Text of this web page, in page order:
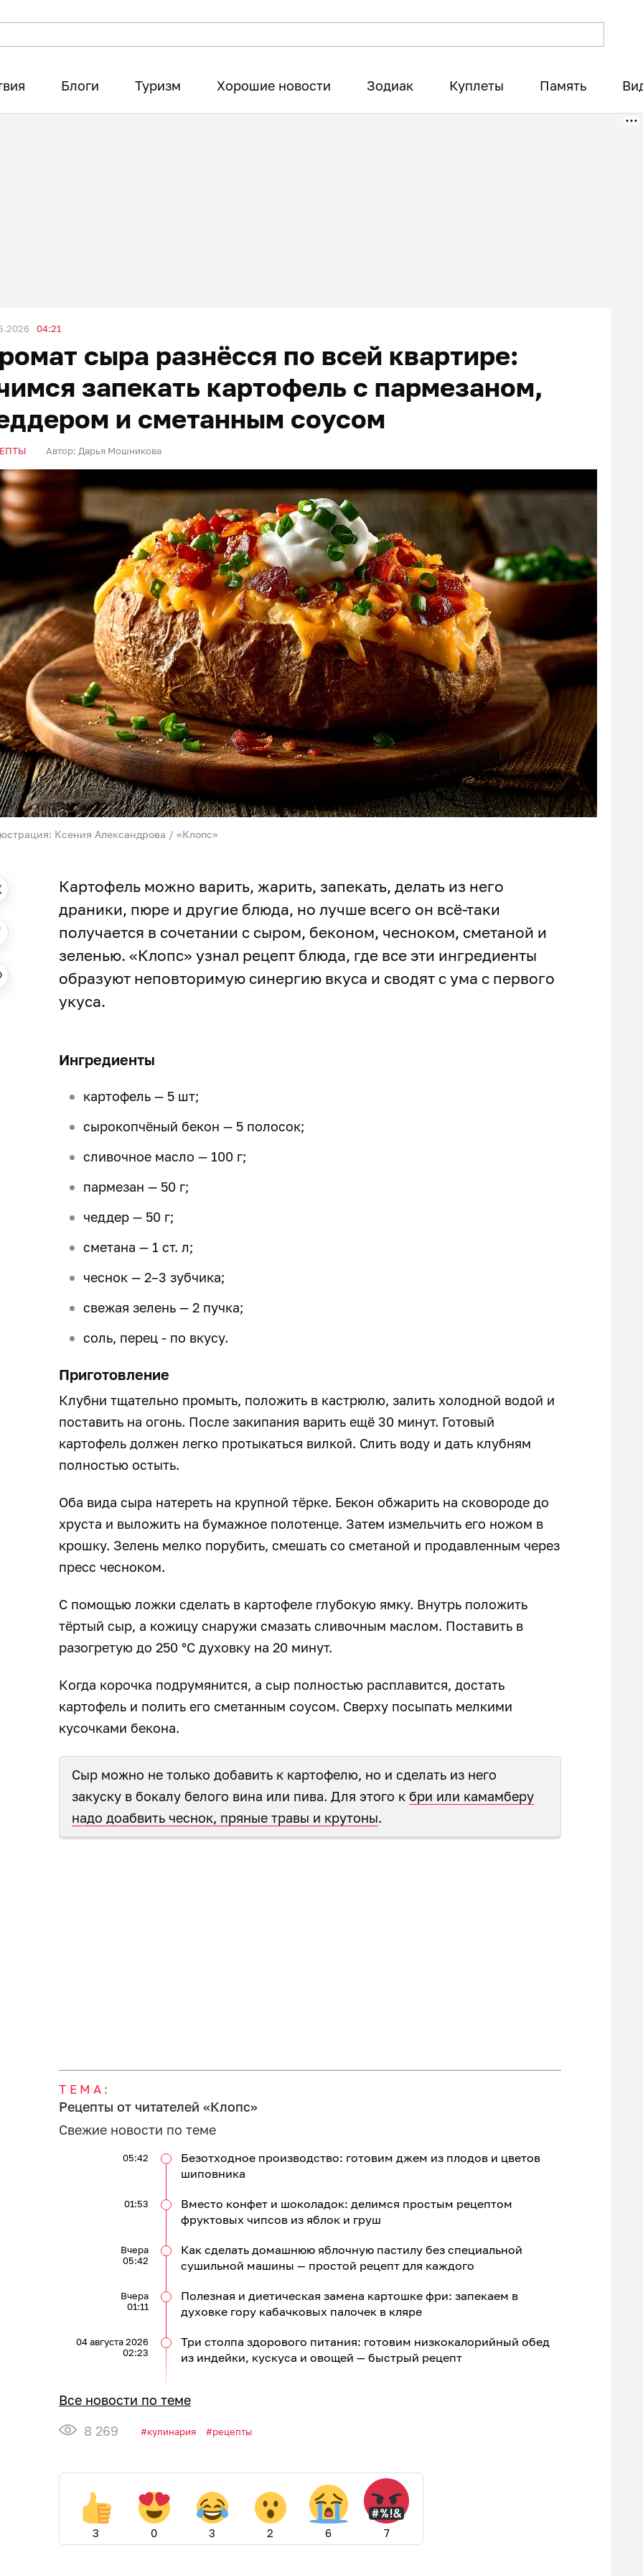
Блоги Туризм Хорошие новости Зодиак Куплеты Память
04:21
сыра разнёсся по всей квартире:
запекать картофель с пармезаном,
и сметанным соусом
Автор: Дарья Мошникова
Ксения Александрова / «Клопс»
Картофель можно варить, жарить, запекать, делать из него
драники, пюре и другие блюда, но лучше всего он всё-таки
получается в сочетании с сыром, беконом, чесноком, сметаной и
зеленью. «Клопс» узнал рецепт блюда, где все эти ингредиенты
образуют неповторимую синергию вкуса и сводят с ума с первого
укуса.
Ингредиенты
картофель — 5 шт;
сырокопчёный бекон — 5 полосок;
сливочное масло — 100 г;
пармезан — 50 г;
чеддер — 50 г;
сметана — 1 ст. л;
чеснок — 2–3 зубчика;
свежая зелень — 2 пучка;
соль, перец - по вкусу.
Приготовление
Клубни тщательно промыть, положить в кастрюлю, залить холодной водой и
поставить на огонь. После закипания варить ещё 30 минут. Готовый
картофель должен легко протыкаться вилкой. Слить воду и дать клубням
полностью остыть.
Оба вида сыра натереть на крупной тёрке. Бекон обжарить на сковороде до
хруста и выложить на бумажное полотенце. Затем измельчить его ножом в
крошку. Зелень мелко порубить, смешать со сметаной и продавленным через
пресс чесноком.
С помощью ложки сделать в картофеле глубокую ямку. Внутрь положить
тёртый сыр, а кожицу снаружи смазать сливочным маслом. Поставить в
разогретую до 250 °С духовку на 20 минут.
Когда корочка подрумянится, а сыр полностью расплавится, достать
картофель и полить его сметанным соусом. Сверху посыпать мелкими
кусочками бекона.
Сыр можно не только добавить к картофелю, но и сделать из него
закуску в бокалу белого вина или пива. Для этого к бри или камамберу
надо доабвить чеснок, пряные травы и крутоны.
ТЕМА:
Рецепты от читателей «Клопс»
Свежие новости по теме
Безотходное производство: готовим джем из плодов и цветов
шиповника
05:42
Вместо конфет и шоколадок: делимся простым рецептом
фруктовых чипсов из яблок и груш
01:53
Как сделать домашнюю яблочную пастилу без специальной
сушильной машины — простой рецепт для каждого
Вчера
05:42
Полезная и диетическая замена картошке фри: запекаем в
духовке гору кабачковых палочек в кляре
Вчера
01:11
Три столпа здорового питания: готовим низкокалорийный обед
из индейки, кускуса и овощей — быстрый рецепт
04 августа 2026
02:23
Все новости по теме
8 269
кулинария рецепты
3 0 3 2 6 7